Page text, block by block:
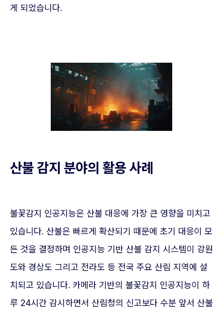
게 되었습니다.
산불 감지 분야의 활용 사례
불꽃감지 인공지능은 산불 대응에 가장 큰 영향을 미치고
있습니다. 산불은 빠르게 확산되기 때문에 초기 대응이 모
든 것을 결정하며 인공지능 기반 산불 감지 시스템이 강원
도와 경상도 그리고 전라도 등 전국 주요 산림 지역에 설
치되고 있습니다. 카메라 기반의 불꽃감지 인공지능이 하
루 24시간 감시하면서 산림청의 신고보다 수분 앞서 산불